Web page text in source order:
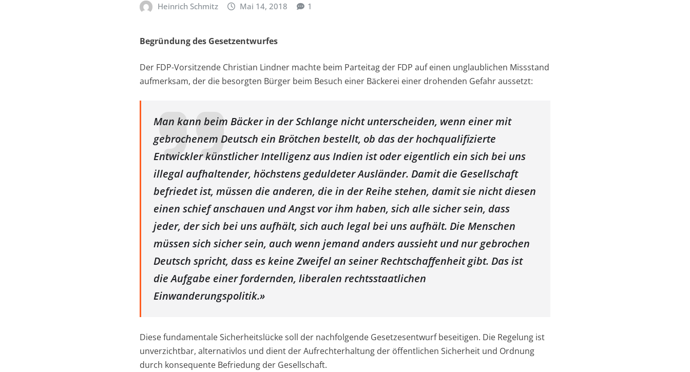
Heinrich Schmitz Mai 14, 2018 1
Begründung des Gesetzentwurfes
Der FDP-Vorsitzende Christian Lindner machte beim Parteitag der FDP auf einen unglaublichen Missstand
aufmerksam, der die besorgten Bürger beim Besuch einer Bäckerei einer drohenden Gefahr aussetzt:
Man kann beim Bäcker in der Schlange nicht unterscheiden, wenn einer mit
gebrochenem Deutsch ein Brötchen bestellt, ob das der hochqualifizierte
Entwickler künstlicher Intelligenz aus Indien ist oder eigentlich ein sich bei uns
illegal aufhaltender, höchstens geduldeter Ausländer. Damit die Gesellschaft
befriedet ist, müssen die anderen, die in der Reihe stehen, damit sie nicht diesen
einen schief anschauen und Angst vor ihm haben, sich alle sicher sein, dass
jeder, der sich bei uns aufhält, sich auch legal bei uns aufhält. Die Menschen
müssen sich sicher sein, auch wenn jemand anders aussieht und nur gebrochen
Deutsch spricht, dass es keine Zweifel an seiner Rechtschaffenheit gibt. Das ist
die Aufgabe einer fordernden, liberalen rechtsstaatlichen
Einwanderungspolitik.»
Diese fundamentale Sicherheitslücke soll der nachfolgende Gesetzesentwurf beseitigen. Die Regelung ist
unverzichtbar, alternativlos und dient der Aufrechterhaltung der öffentlichen Sicherheit und Ordnung
durch konsequente Befriedung der Gesellschaft.